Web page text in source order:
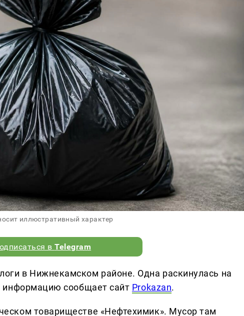
иллюстративный характер
вTelegram
в Нижнекамском районе. Одна раскинулась на
информацию сообщает сайт Prokazan.
товариществе «Нефтехимик». Мусор там